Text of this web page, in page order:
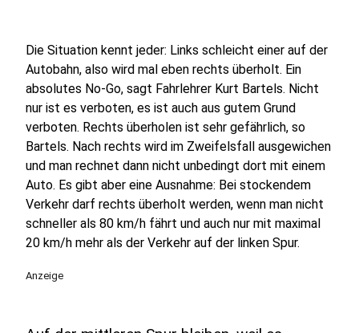
Die Situation kennt jeder: Links schleicht einer auf der
Autobahn, also wird mal eben rechts überholt. Ein
absolutes No-Go, sagt Fahrlehrer Kurt Bartels. Nicht
nur ist es verboten, es ist auch aus gutem Grund
verboten. Rechts überholen ist sehr gefährlich, so
Bartels. Nach rechts wird im Zweifelsfall ausgewichen
und man rechnet dann nicht unbedingt dort mit einem
Auto. Es gibt aber eine Ausnahme: Bei stockendem
Verkehr darf rechts überholt werden, wenn man nicht
schneller als 80 km/h fährt und auch nur mit maximal
20 km/h mehr als der Verkehr auf der linken Spur.
Anzeige